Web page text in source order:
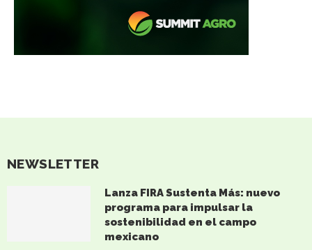
NEWSLETTER
Lanza FIRA Sustenta Más: nuevo
programa para impulsar la
sostenibilidad en el campo
mexicano